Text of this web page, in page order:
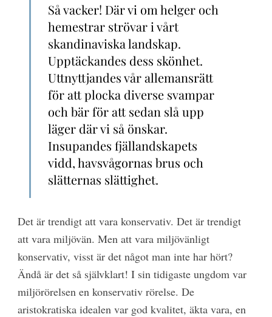
Så vacker! Där vi om helger och
hemestrar strövar i vårt
skandinaviska landskap.
Upptäckandes dess skönhet.
Uttnyttjandes vår allemansrätt
för att plocka diverse svampar
och bär för att sedan slå upp
läger där vi så önskar.
Insupandes fjällandskapets
vidd, havsvågornas brus och
slätternas slättighet.
Det är trendigt att vara konservativ. Det är trendigt
att vara miljövän. Men att vara miljövänligt
konservativ, visst är det något man inte har hört?
Ändå är det så självklart! I sin tidigaste ungdom var
miljörörelsen en konservativ rörelse. De
aristokratiska idealen var god kvalitet, äkta vara, en